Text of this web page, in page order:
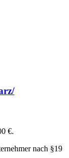
€.
nach §19